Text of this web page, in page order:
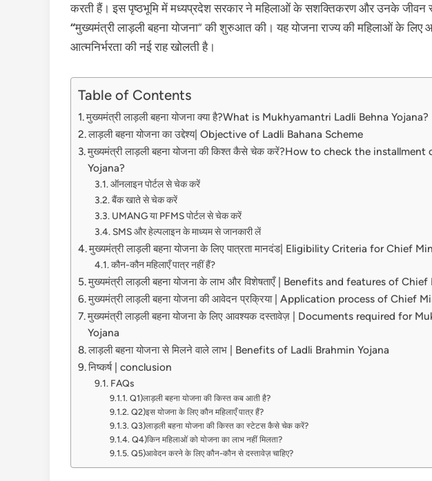
करती हैं। इस पृष्ठभूमि में मध्यप्रदेश सरकार ने महिलाओं के सशक्तिकरण और उनके जीवन
“मुख्‍यमंत्री लाड़ली बहना योजना” की शुरुआत की। यह योजना राज्य की महिलाओं के लिए
आत्मनिर्भरता की नई राह खोलती है।
Table of Contents
मुख्‍यमंत्री लाड़ली बहना योजना क्या है?What is Mukhyamantri Ladli Behna Yojana?
लाड़ली बहना योजना का उद्देश्य| Objective of Ladli Bahana Scheme
मुख्यमंत्री लाड़ली बहना योजना की किश्त कैसे चेक करें?How to check the
Yojana?
ऑनलाइन पोर्टल से चेक करें
बैंक खाते से चेक करें
UMANG या PFMS पोर्टल से चेक करें
SMS और हेल्पलाइन के माध्यम से जानकारी लें
मुख्यमंत्री लाड़ली बहना योजना के लिए पात्रता मानदंड| Eligibility Criteria for Chief
कौन-कौन महिलाएँ पात्र नहीं हैं?
मुख्यमंत्री लाड़ली बहना योजना के लाभ और विशेषताएँ | Benefits and features of
मुख्यमंत्री लाड़ली बहना योजना की आवेदन प्रक्रिया | Application process of Chief
मुख्‍यमंत्री लाड़ली बहना योजना के लिए आवश्यक दस्तावेज़ | Documents required for
Yojana
लाड़ली बहना योजना से मिलने वाले लाभ | Benefits of Ladli Brahmin Yojana
निष्कर्ष | conclusion
FAQs
Q1)लाड़ली बहना योजना की किस्त कब आती है?
Q2)इस योजना के लिए कौन महिलाएँ पात्र हैं?
Q3)लाड़ली बहना योजना की किस्त का स्टेटस कैसे चेक करें?
Q4)किन महिलाओं को योजना का लाभ नहीं मिलता?
Q5)आवेदन करने के लिए कौन-कौन से दस्तावेज़ चाहिए?